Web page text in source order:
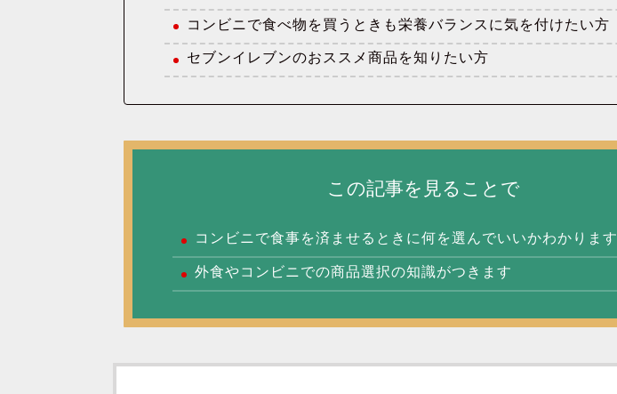
コンビニで食べ物を買うときも栄養バランスに気を付けたい方
セブンイレブンのおススメ商品を知りたい方
この記事を見ることで
コンビニで食事を済ませるときに何を選んでいいかわかります
外食やコンビニでの商品選択の知識がつきます